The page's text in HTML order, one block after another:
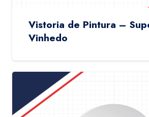
Vistoria de Pintura –
Vinhedo